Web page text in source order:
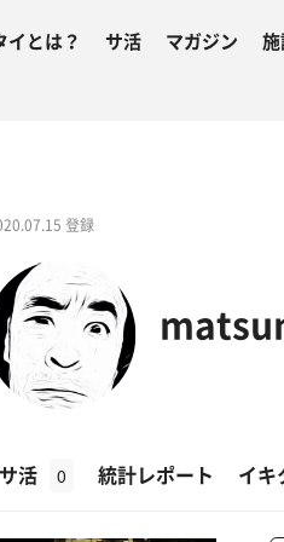
イとは？ サ活 マガジン
登録
サ活 0 統計レポート イキ